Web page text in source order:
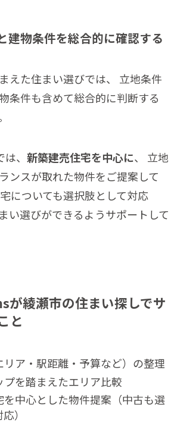
建物条件を総合的に確認する
えた住まい選びでは、 立地条件
条件も含めて総合的に判断する
、 新築建売住宅を中心に、 立地
ンスが取れた物件をご提案して
についても選択肢として対応
い選びができるようサポートして
が綾瀬市の住まい探しでサ
と
ア・駅距離・予算など）の整理
プを踏まえたエリア比較
を中心とした物件提案（中古も選
）